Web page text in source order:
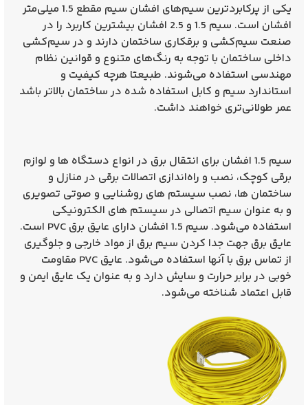
یکی از پرکابردترین سیم‌های افشان سیم مقطع 1.5 میلی‌متر
افشان است. سیم 1.5 و 2.5 افشان بیشترین کاربرد را در
صنعت سیم‌کشی و برقکاری ساختمان دارند و در سیم‌کشی
داخلی ساختمان با توجه به رنگ‌های متنوع و قوانین نظام
مهندسی استفاده می‌شوند. طبیعتا هرچه کیفیت و
استاندارد سیم‌ و‌ کابل استفاده شده در ساختمان بالاتر باشد
عمر طولانی‌تری خواهند داشت.
سیم 1.5 افشان برای انتقال برق در انواع دستگاه‌ ها و لوازم
برقی کوچک، نصب و راه‌اندازی اتصالات برقی در منازل و
ساختمان‌ ها، نصب سیستم‌ های روشنایی و صوتی تصویری
و به عنوان سیم اتصالی در سیستم‌ های الکترونیکی
استفاده می‌شود. سیم 1.5 افشان
دارای عایق برق PVC است.
عایق برق جهت جدا کردن سیم برق از مواد خارجی و جلوگیری
از تماس برق با آنها استفاده می‌شود. عایق PVC مقاومت
خوبی در برابر حرارت و سایش دارد و به عنوان یک عایق ایمن و
قابل اعتماد شناخته می‌شود.